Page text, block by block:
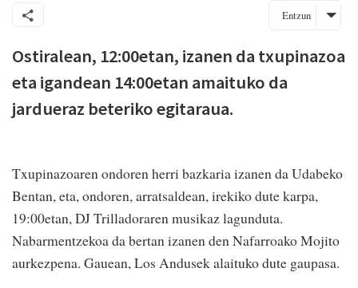
Entzun
Ostiralean, 12:00etan, izanen da txupinazoa
eta igandean 14:00etan amaituko da
jardueraz beteriko egitaraua.
Txupinazoaren ondoren herri bazkaria izanen da Udabeko
Bentan, eta, ondoren, arratsaldean, irekiko dute karpa,
19:00etan, DJ Trilladoraren musikaz lagunduta.
Nabarmentzekoa da bertan izanen den Nafarroako Mojito
aurkezpena. Gauean, Los Andusek alaituko dute gaupasa.